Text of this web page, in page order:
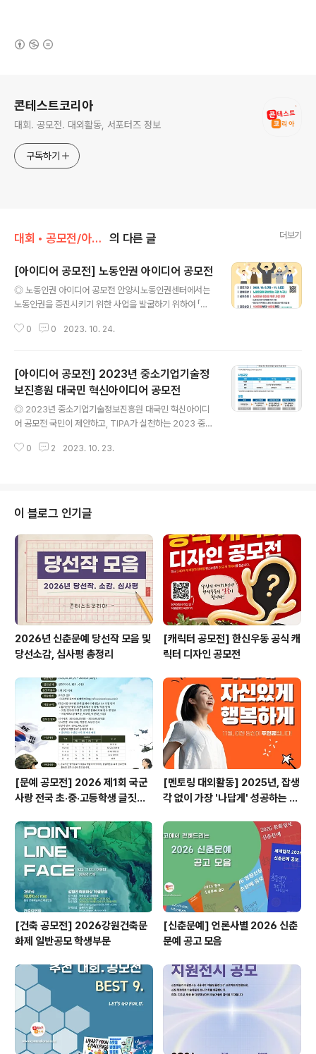
콘테스트코리아
대회. 공모전. 대외활동, 서포터즈 정보
구독하기
대회 • 공모전/아이디어 • 제안 의 다른 글 더보기
[아이디어 공모전] 노동인권 아이디어 공모전
◎ 노동인권 아이디어 공모전 안양시노동인권센터에서는
노동인권을 증진시키기 위한 사업을 발굴하기 위하여 「노
바랍니다. ◎ 공모주제 노동인권 증진을 위한 사업 전반 ◎
우편 ◎ 결과발표 2023. 11월중 ◎ 상금 금상 : 150만원
1명 은상 : 80만원 2명 동상 : 30만원 3명 장려상 : 10만
원 5 ◎ 문의 안양시 노동인권센터 031-381-1755 많은
분들의 관심과 참여를 바라며, 이상 콘코에서 소식 전해 드
렸습니다. ​ ※ 내용이 더 궁금하시다면, 에서 확인하실 수 있
습니다. ※ 주최사의 기획에 의해 변경이 ..
0 0 2023. 10. 24.
[아이디어 공모전] 2023년 중소기업기술정
보진흥원 대국민 혁신아이디어 공모전
◎ 2023년 중소기업기술정보진흥원 대국민 혁신아이디
어 공모전 국민이 제안하고, TIPA가 실천하는 2023 중소
◎ 참가자격 중소벤처진흥에 관심있는 대한민국 국민 누구
이메일 제출 ◎ 제출서류 신청서(개인정보수집및이용동의
서, 제안서) 1부 ◎ 시상규모 우수 아이디어 4건 선정하여
시상 - 대 상 1건 중소기업기술정보진흥원장상 100만원/
건 - 우수 상 1건 중소기업기술정보진흥원장상 30만원/건
- 장 려 상 2건 중소기업기술정보진흥원장상 10만원/건 *
0 2 2023. 10. 23.
이 블로그 인기글
2026년 신춘문예 당선작 모음 및
당선소감, 심사평 총정리
[캐릭터 공모전] 한신우동 공식 캐
릭터 디자인 공모전
[문예 공모전] 2026 제1회 국군
사랑 전국 초·중·고등학생 글짓기
[멘토링 대외활동] 2025년, 잡생
각 없이 가장 '나답게' 성공하는 법
[건축 공모전] 2026강원건축문
화제 일반공모 학생부문
[신춘문예] 언론사별 2026 신춘
문예 공고 모음